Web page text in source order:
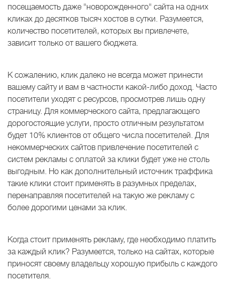
посещаемость даже "новорожденного" сайта на одних
кликах до десятков тысяч хостов в сутки. Разумеется,
количество посетителей, которых вы привлечете,
зависит только от вашего бюджета.
К сожалению, клик далеко не всегда может принести
вашему сайту и вам в частности какой-либо доход. Часто
посетители уходят с ресурсов, просмотрев лишь одну
страницу. Для коммерческого сайта, предлагающего
дорогостоящие услуги, просто отличным результатом
будет 10% клиентов от общего числа посетителей. Для
некоммерческих сайтов привлечение посетителей с
систем рекламы с оплатой за клики будет уже не столь
выгодным. Но как дополнительный источник траффика
такие клики стоит применять в разумных пределах,
перенаправляя посетителей на такую же рекламу с
более дорогими ценами за клик.
Когда стоит применять рекламу, где необходимо платить
за каждый клик? Разумеется, только на сайтах, которые
приносят своему владельцу хорошую прибыль с каждого
посетителя.